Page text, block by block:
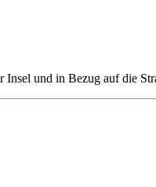
und in Bezug auf die